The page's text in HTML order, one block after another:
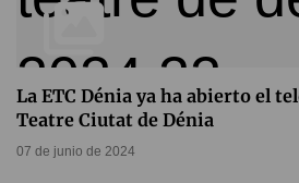
La ETC Dénia ya ha abierto el
Teatre Ciutat de Dénia
07 de junio de 2024